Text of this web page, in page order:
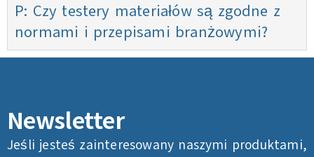
P: Czy testery materiałów są zgodne z
normami i przepisami branżowymi?
Newsletter
Jeśli jesteś zainteresowany naszymi produktami,